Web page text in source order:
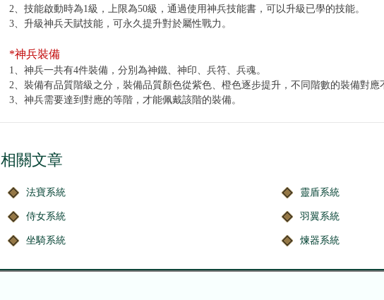
2、技能啟動時為1級，上限為50級，通過使用神兵技能書，可以升級已學的技能。
3、升級神兵天賦技能，可永久提升對於屬性戰力。
*神兵裝備
1、神兵一共有4件裝備，分別為神鐵、神印、兵符、兵魂。
2、裝備有品質階級之分，裝備品質顏色從紫色、橙色逐步提升，不同階數的裝備對應
3、神兵需要達到對應的等階，才能佩戴該階的裝備。
相關文章
法寶系統 靈盾系統
侍女系統 羽翼系統
坐騎系統 煉器系統